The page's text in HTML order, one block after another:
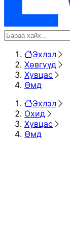
Эхлэл
Хөвгүүд
Хувцас
Өмд
Эхлэл
Охид
Хувцас
Өмд